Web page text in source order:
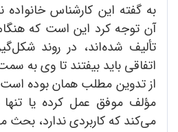
به گفته این کارشناس خانواده
آن توجه کرد این است که
تألیف شده‌اند، در روند
اتفاقی باید بیفتند تا وی به
از تدوین مطلب همان بوده است.
مؤلف موفق عمل کرده یا تنها
می‌کند که کاربردی ندارد،